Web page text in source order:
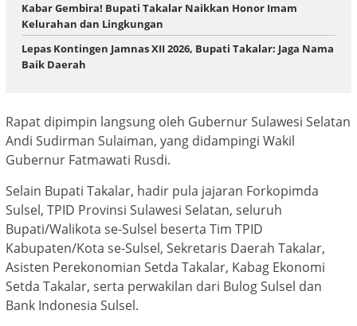
Kabar Gembira! Bupati Takalar Naikkan Honor Imam
Kelurahan dan Lingkungan
Lepas Kontingen Jamnas XII 2026, Bupati Takalar: Jaga Nama
Baik Daerah
Rapat dipimpin langsung oleh Gubernur Sulawesi Selatan
Andi Sudirman Sulaiman, yang didampingi Wakil
Gubernur Fatmawati Rusdi.
Selain Bupati Takalar, hadir pula jajaran Forkopimda
Sulsel, TPID Provinsi Sulawesi Selatan, seluruh
Bupati/Walikota se-Sulsel beserta Tim TPID
Kabupaten/Kota se-Sulsel, Sekretaris Daerah Takalar,
Asisten Perekonomian Setda Takalar, Kabag Ekonomi
Setda Takalar, serta perwakilan dari Bulog Sulsel dan
Bank Indonesia Sulsel.